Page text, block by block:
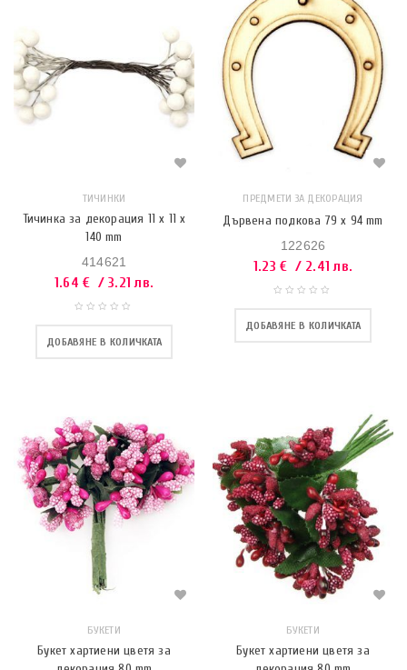
ТИЧИНКИ
Тичинка за декорация 11 x 11 x
140 mm
414621
1.64€ / 3.21 лв.
ДОБАВЯНЕ В КОЛИЧКАТА
ПРЕДМЕТИ ЗА ДЕКОРАЦИЯ
Дървена подкова 79 х 94 mm
122626
1.23€ / 2.41 лв.
ДОБАВЯНЕ В КОЛИЧКАТА
БУКЕТИ
Букет хартиени цветя за
БУКЕТИ
Букет хартиени цветя за